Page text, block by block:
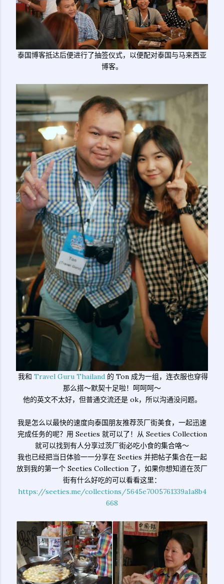
泰国博客抵达后便进行了抽签仪式，以便配对泰国与马来西亚
博客。
我和 Travel Guru Thailand 的 Ton 成为一组，连衣服也穿得
那么搭～默契十足啦！呵呵呵～
他的英文不太好，但普通交流还是 ok，所以沟通没问题。
我是怎么以最快的速度向泰国朋友推荐茨厂街美食，一起迅速
完成任务的呢？用 Seeties 就可以了！从 Seeties Collection
就可以找到有人分享过茨厂街必吃小食的集合咯～
我也已经把当日体验一一分享在 Seeties 并把帖子集合在一起
放到我的第一个 Seeties Collection 了，如果你想知道在茨厂
街有什么好吃的可以看看这里：
https://seeties.me/collections/5645e7005761339a1a8b4
668